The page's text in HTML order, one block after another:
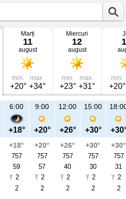
Marți
11
august
min.
+20°
max.
+34°
Miercuri
12
august
min.
+23°
max.
+31°
min.
+20°
6:00
+18°
+18°
757
59
2
2
9:00
+20°
+20°
757
57
2
2
12:00
+26°
+26°
757
40
2
2
15:00
+30°
+30°
757
30
2
2
+30°
757
31
2
2